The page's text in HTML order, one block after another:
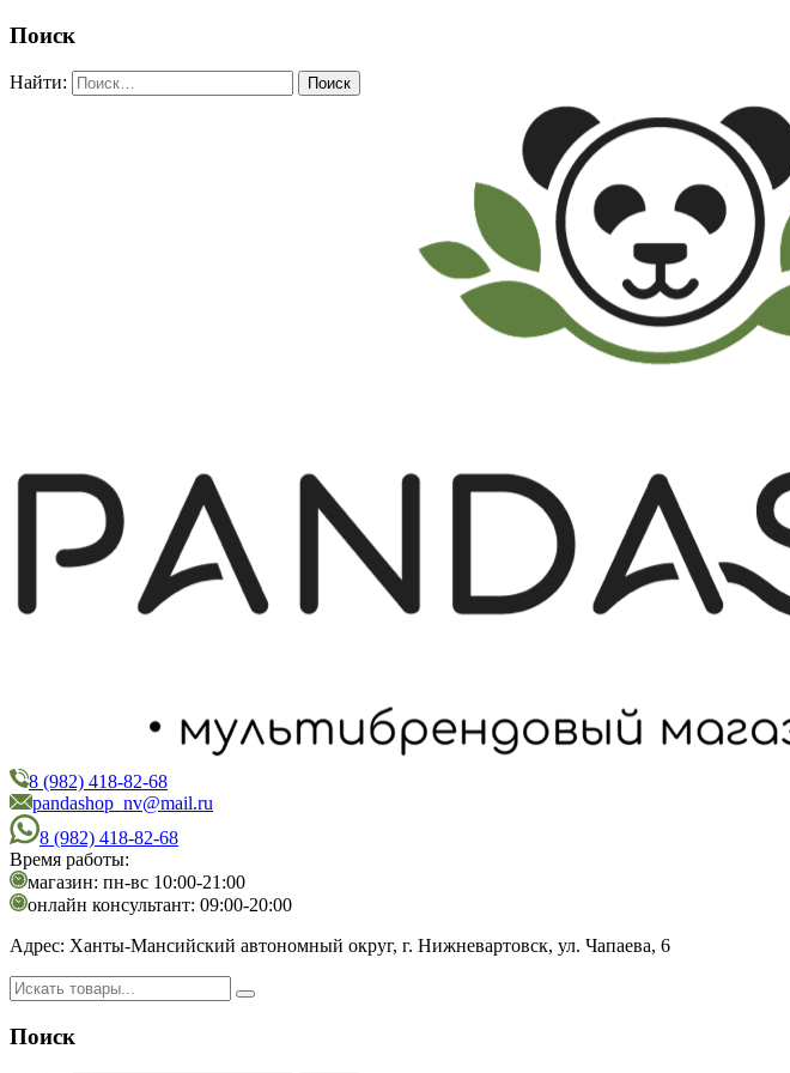
Поиск
Найти:
PandaShop
Интернет-магазин косметики
8 (982) 418-82-68
pandashop_nv@mail.ru
8 (982) 418-82-68
Время работы:
магазин: пн-вс 10:00-21:00
онлайн консультант: 09:00-20:00
Адрес: Ханты-Мансийский автономный округ, г. Нижневартовск, ул. Чапаева, 6
Поиск